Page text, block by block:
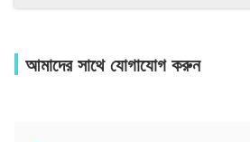
আমাদের সাথে যোগাযোগ করুন